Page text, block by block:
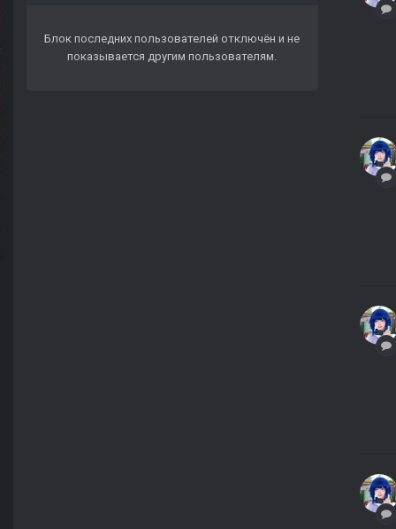
Блок последних пользователей отключён и не
показывается другим пользователям.